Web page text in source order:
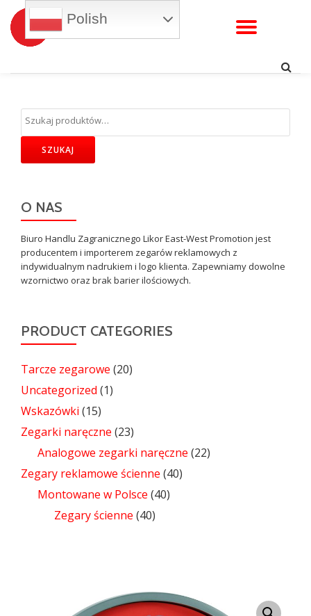
Przejdź
SZUKAJ
O NAS
Biuro Handlu Zagranicznego Likor East-West Promotion jest
producentem i importerem zegarów reklamowych z
indywidualnym nadrukiem i logo klienta. Zapewniamy dowolne
wzornictwo oraz brak barier ilościowych.
PRODUCT CATEGORIES
Tarcze zegarowe (20)
Uncategorized (1)
Wskazówki (15)
Zegarki naręczne (23)
Analogowe zegarki naręczne (22)
Zegary reklamowe ścienne (40)
Montowane w Polsce (40)
Zegary ścienne (40)
Polish